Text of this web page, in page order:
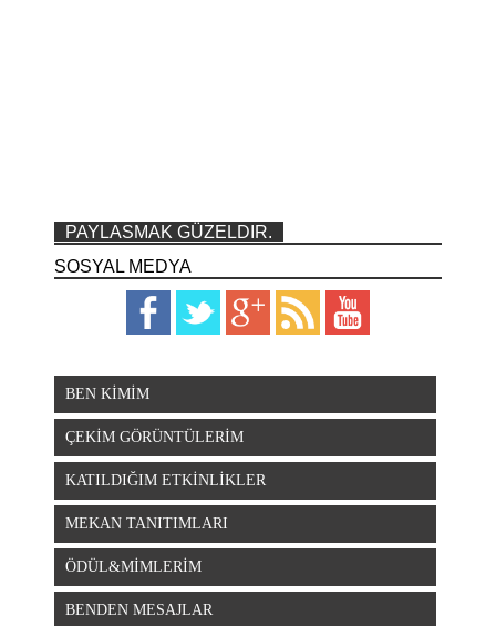
PAYLASMAK GÜZELDIR.
SOSYAL MEDYA
BEN KİMİM
ÇEKİM GÖRÜNTÜLERİM
KATILDIĞIM ETKİNLİKLER
MEKAN TANITIMLARI
ÖDÜL&MİMLERİM
BENDEN MESAJLAR